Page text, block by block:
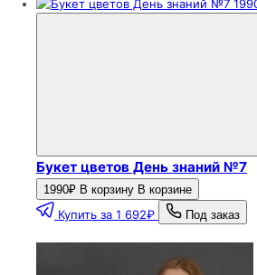
Букет цветов День знаний №7
1990₽ В корзину В корзине
Купить за 1 692₽ Под заказ